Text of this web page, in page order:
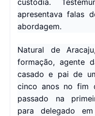
custódia.
apresentava falas
abordagem.
Natural de
formação, agente
casado e pai de
cinco anos no fim
passado na
para delegado